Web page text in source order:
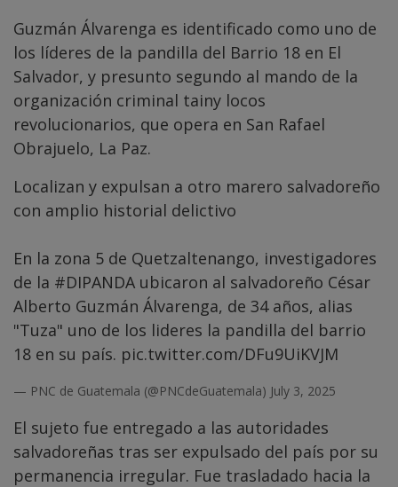
Guzmán Álvarenga es identificado como uno de
los líderes de la pandilla del Barrio 18 en El
Salvador, y presunto segundo al mando de la
organización criminal tainy locos
revolucionarios, que opera en San Rafael
Obrajuelo, La Paz.
Localizan y expulsan a otro marero salvadoreño
con amplio historial delictivo
En la zona 5 de Quetzaltenango, investigadores
de la #DIPANDA ubicaron al salvadoreño César
Alberto Guzmán Álvarenga, de 34 años, alias
"Tuza" uno de los lideres la pandilla del barrio
18 en su país. pic.twitter.com/DFu9UiKVJM
— PNC de Guatemala (@PNCdeGuatemala) July 3, 2025
El sujeto fue entregado a las autoridades
salvadoreñas tras ser expulsado del país por su
permanencia irregular. Fue trasladado hacia la